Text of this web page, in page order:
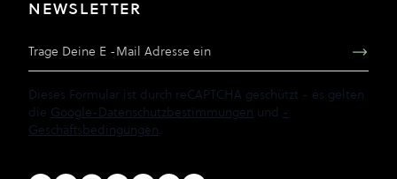
NEWSLETTER
Dieses Formular ist durch reCAPTCHA geschützt - es gelten
die Google-Datenschutzbestimmungen und -
Geschäftsbedingungen.